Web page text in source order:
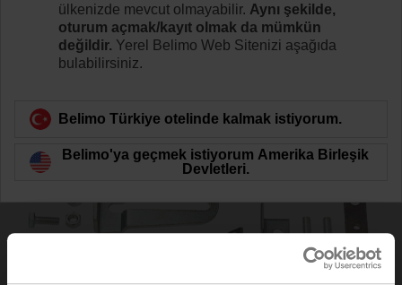
Ürün kategorisine dön
ülkenizde mevcut olmayabilir. Aynı şekilde,
oturum açmak/kayıt olmak da mümkün
değildir. Yerel Belimo Web Sitenizi aşağıda
bulabilirsiniz.
Belimo Türkiye otelinde kalmak istiyorum.
Belimo'ya geçmek istiyorum Amerika Birleşik
Devletleri.